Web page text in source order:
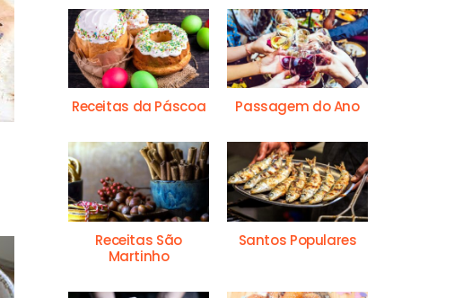
Receitas da Páscoa Passagem do Ano
Receitas São
Martinho
Santos Populares